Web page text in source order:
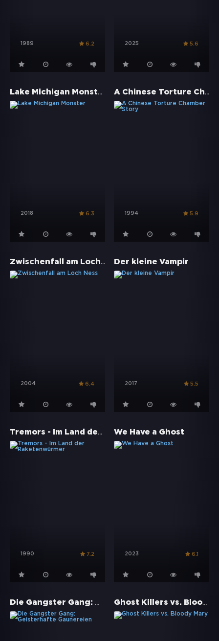
1989 6.2 2025 5.6
Lake Michigan Monster
2018 6.3
A Chinese Torture Chamber Story
1994 5.9
Zwischenfall am Loch Ness
2004 6.4
Der kleine Vampir
2017 5.5
Tremors - Im Land der Raketenwürmer
1990 7.2
We Have a Ghost
2023 6.1
Die Gangster Gang: Geisterhafte Gaunereien Ghost Killers vs. Bloody Mary